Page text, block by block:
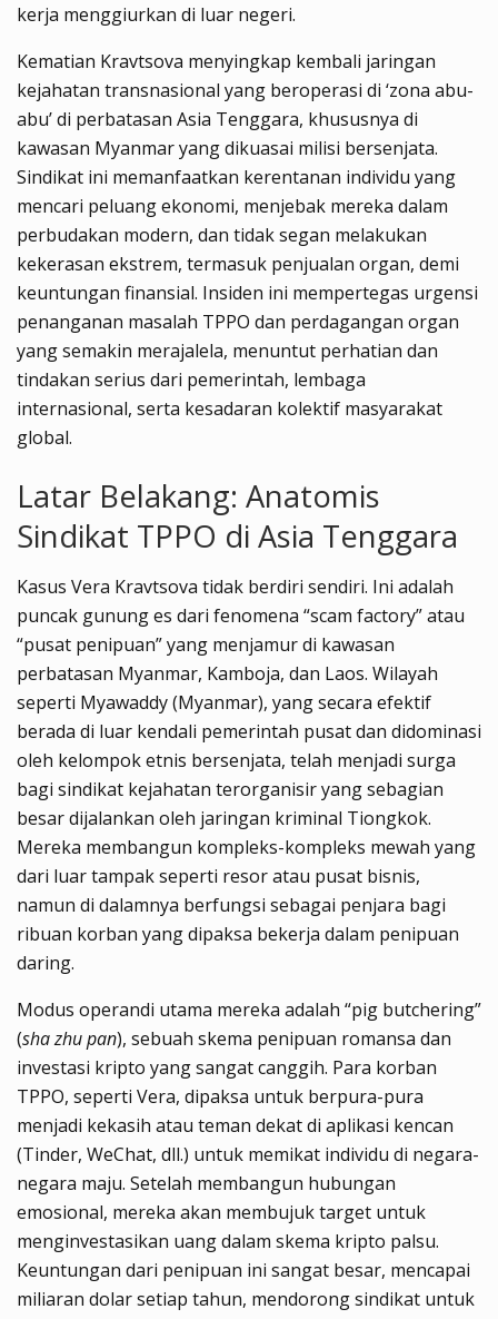
kerja menggiurkan di luar negeri.
Kematian Kravtsova menyingkap kembali jaringan
kejahatan transnasional yang beroperasi di ‘zona abu-
abu’ di perbatasan Asia Tenggara, khususnya di
kawasan Myanmar yang dikuasai milisi bersenjata.
Sindikat ini memanfaatkan kerentanan individu yang
mencari peluang ekonomi, menjebak mereka dalam
perbudakan modern, dan tidak segan melakukan
kekerasan ekstrem, termasuk penjualan organ, demi
keuntungan finansial. Insiden ini mempertegas urgensi
penanganan masalah TPPO dan perdagangan organ
yang semakin merajalela, menuntut perhatian dan
tindakan serius dari pemerintah, lembaga
internasional, serta kesadaran kolektif masyarakat
global.
Latar Belakang: Anatomis
Sindikat TPPO di Asia Tenggara
Kasus Vera Kravtsova tidak berdiri sendiri. Ini adalah
puncak gunung es dari fenomena “scam factory” atau
“pusat penipuan” yang menjamur di kawasan
perbatasan Myanmar, Kamboja, dan Laos. Wilayah
seperti Myawaddy (Myanmar), yang secara efektif
berada di luar kendali pemerintah pusat dan didominasi
oleh kelompok etnis bersenjata, telah menjadi surga
bagi sindikat kejahatan terorganisir yang sebagian
besar dijalankan oleh jaringan kriminal Tiongkok.
Mereka membangun kompleks-kompleks mewah yang
dari luar tampak seperti resor atau pusat bisnis,
namun di dalamnya berfungsi sebagai penjara bagi
ribuan korban yang dipaksa bekerja dalam penipuan
daring.
Modus operandi utama mereka adalah “pig butchering”
(sha zhu pan), sebuah skema penipuan romansa dan
investasi kripto yang sangat canggih. Para korban
TPPO, seperti Vera, dipaksa untuk berpura-pura
menjadi kekasih atau teman dekat di aplikasi kencan
(Tinder, WeChat, dll.) untuk memikat individu di negara-
negara maju. Setelah membangun hubungan
emosional, mereka akan membujuk target untuk
menginvestasikan uang dalam skema kripto palsu.
Keuntungan dari penipuan ini sangat besar, mencapai
miliaran dolar setiap tahun, mendorong sindikat untuk